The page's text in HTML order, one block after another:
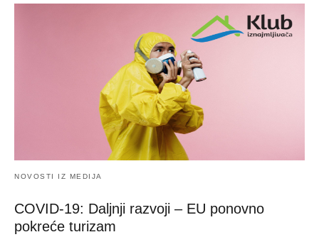
NOVOSTI IZ MEDIJA
COVID-19: Daljnji razvoji – EU ponovno
pokreće turizam